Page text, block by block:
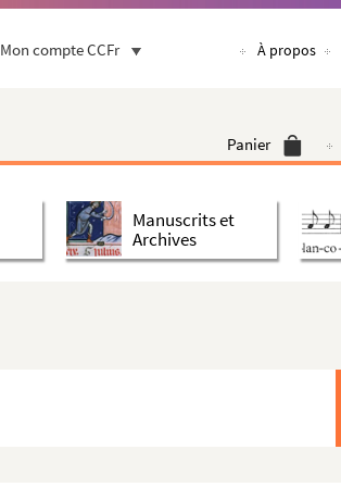
Mon compte CCFr À propos
Panier
Manuscrits et
Archives